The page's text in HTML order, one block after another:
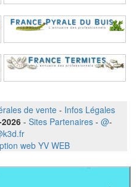
de vente - Infos Légales
- Sites Partenaires - @-
web YV WEB